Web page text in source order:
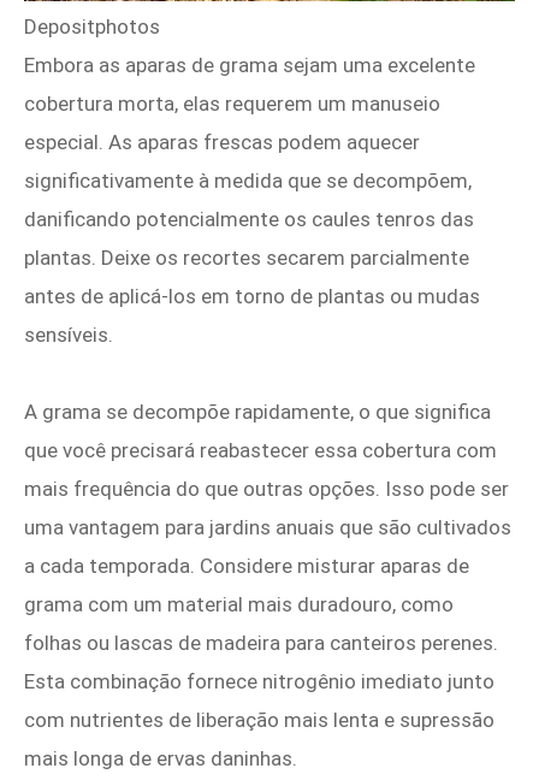
Depositphotos
Embora as aparas de grama sejam uma excelente
cobertura morta, elas requerem um manuseio
especial. As aparas frescas podem aquecer
significativamente à medida que se decompõem,
danificando potencialmente os caules tenros das
plantas. Deixe os recortes secarem parcialmente
antes de aplicá-los em torno de plantas ou mudas
sensíveis.
A grama se decompõe rapidamente, o que significa
que você precisará reabastecer essa cobertura com
mais frequência do que outras opções. Isso pode ser
uma vantagem para jardins anuais que são cultivados
a cada temporada. Considere misturar aparas de
grama com um material mais duradouro, como
folhas ou lascas de madeira para canteiros perenes.
Esta combinação fornece nitrogênio imediato junto
com nutrientes de liberação mais lenta e supressão
mais longa de ervas daninhas.